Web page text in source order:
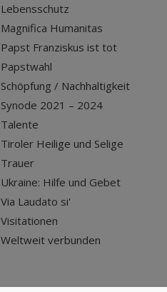
Lebensschutz
Magnifica Humanitas
Papst Franziskus ist tot
Papstwahl
Schöpfung / Nachhaltigkeit
Synode 2021 – 2024
Talente
Tiroler Heilige und Selige
Trauer
Ukraine: Hilfe und Gebet
Via Laudato si'
Visitationen
Weltweit verbunden